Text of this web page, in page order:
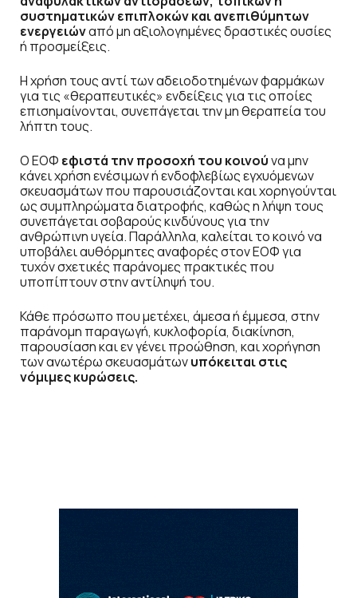
συστηματικών επιπλοκών και ανεπιθύμητων
ενεργειώναπό μη αξιολογημένες δραστικές ουσίες
ή προσμείξεις.
Η χρήση τους αντί των αδειοδοτημένων φαρμάκων
για τις «θεραπευτικές» ενδείξεις για τις οποίες
επισημαίνονται, συνεπάγεται την μη θεραπεία του
λήπτη τους.
Ο ΕΟΦ εφιστά την προσοχή του κοινούνα μην
κάνει χρήση ενέσιμων ή ενδοφλεβίως εγχυόμενων
σκευασμάτων που παρουσιάζονται και χορηγούνται
ως συμπληρώματα διατροφής, καθώς η λήψη τους
συνεπάγεται σοβαρούς κινδύνους για την
ανθρώπινη υγεία. Παράλληλα, καλείται το κοινό να
υποβάλει αυθόρμητες αναφορές στον ΕΟΦ για
τυχόν σχετικές παράνομες πρακτικές που
υποπίπτουν στην αντίληψή του.
Κάθε πρόσωπο που μετέχει, άμεσα ή έμμεσα, στην
παράνομη παραγωγή, κυκλοφορία, διακίνηση,
παρουσίαση και εν γένει προώθηση, και χορήγηση
των ανωτέρω σκευασμάτωνυπόκειται στις
νόμιμες κυρώσεις.